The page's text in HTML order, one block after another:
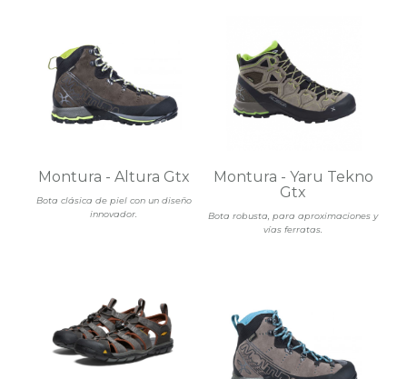
Bota clásica de piel con un diseño
innovador.
Montura - Altura Gtx
Bota robusta, para aproximaciones y
vías ferratas.
Montura - Yaru Tekno
Gtx